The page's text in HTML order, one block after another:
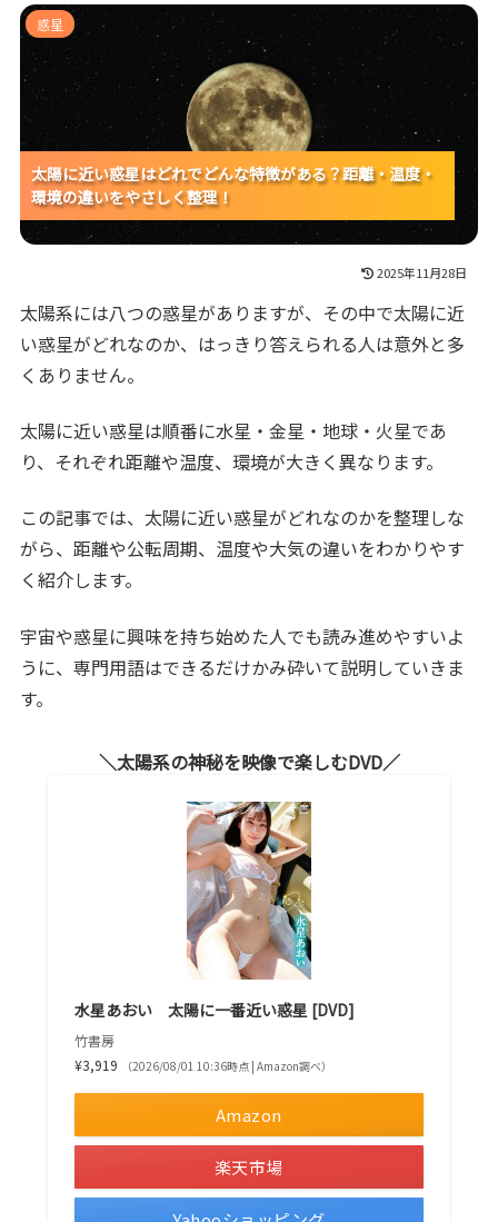
太陽に近い惑星はどれでどんな特徴がある？距離・温
度・環境の違いをやさしく整理！
太陽に近い惑星はどれでどんな特徴がある？距離・温度・
環境の違いをやさしく整理！
太陽に近い惑星はどれでどんな特徴がある？距離・温度・
環境の違いをやさしく整理！
太陽に近い惑星はどれでどんな特徴がある？距離・温度・
環境の違いをやさしく整理！
惑星
2025年11月28日
太陽系には八つの惑星がありますが、その中で太陽に近
い惑星がどれなのか、はっきり答えられる人は意外と多
くありません。
太陽に近い惑星は順番に水星・金星・地球・火星であ
り、それぞれ距離や温度、環境が大きく異なります。
この記事では、太陽に近い惑星がどれなのかを整理しな
がら、距離や公転周期、温度や大気の違いをわかりやす
く紹介します。
宇宙や惑星に興味を持ち始めた人でも読み進めやすいよ
うに、専門用語はできるだけかみ砕いて説明していきま
す。
太陽系の神秘を映像で楽しむDVD
水星あおい 太陽に一番近い惑星 [DVD]
竹書房
¥3,919
（2026/08/01 10:36時点 | Amazon調べ）
Amazon
楽天市場